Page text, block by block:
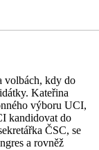
volbách, kdy do
Kateřina
výboru UCI,
kandidovat do
ČSC, se
a rovněž